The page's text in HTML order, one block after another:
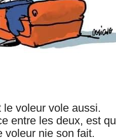
le voleur vole aussi.
entre les deux, est
voleur nie son fait.